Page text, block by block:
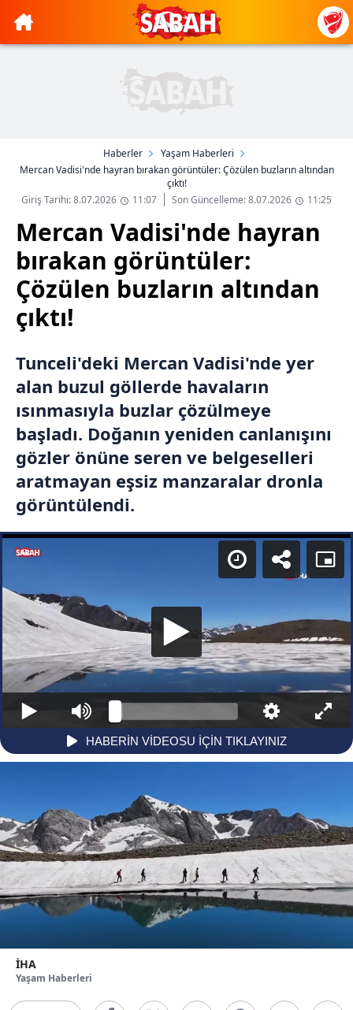
Haberler
Yaşam Haberleri
Mercan Vadisi'nde hayran bırakan görüntüler: Çözülen buzların altından
çıktı!
Giriş Tarihi: 8.07.2026
11:07 Son Güncelleme: 8.07.2026 11:25
Mercan Vadisi'nde hayran
bırakan görüntüler:
Çözülen buzların altından
çıktı!
Tunceli'deki Mercan Vadisi'nde yer
alan buzul göllerde havaların
ısınmasıyla buzlar çözülmeye
başladı. Doğanın yeniden canlanışını
gözler önüne seren ve belgeselleri
aratmayan eşsiz manzaralar dronla
görüntülendi.
HABERİN VİDEOSU İÇİN TIKLAYINIZ
İHA
Yaşam Haberleri